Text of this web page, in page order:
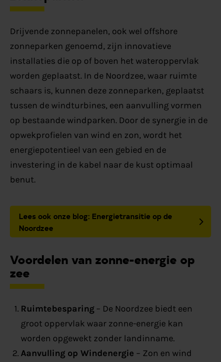
Drijvende zonnepanelen, ook wel offshore
zonneparken genoemd, zijn innovatieve
installaties die op of boven het wateroppervlak
worden geplaatst. In de Noordzee, waar ruimte
schaars is, kunnen deze zonneparken, geplaatst
tussen de windturbines, een aanvulling vormen
op bestaande windparken. Door de synergie in de
opwekprofielen van wind en zon, wordt het
energiepotentieel van een gebied en de
investering in de kabel naar de kust optimaal
benut.
Lees ook onze blog: Energietransitie op de
Noordzee
Voordelen van zonne-energie op
zee
Ruimtebesparing – De Noordzee biedt een
groot oppervlak waar zonne-energie kan
worden opgewekt zonder landinname.
Aanvulling op Windenergie – Zon en wind